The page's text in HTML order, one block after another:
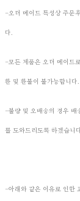
-오더 메이드 특성상 주문
다.
-모든 제품은 오더 메이드
환 및 환불이 불가능합니다.
-불량 및 오배송의 경우 배
를 도와드리도록 하겠습니
-아래와 같은 이유로 인한